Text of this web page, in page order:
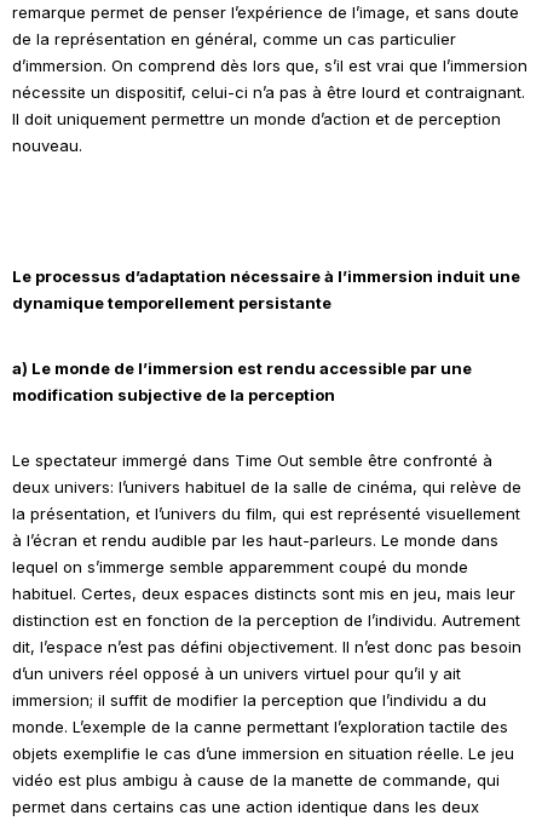
remarque permet de penser l’expérience de l’image, et sans doute
de la représentation en général, comme un cas particulier
d’immersion. On comprend dès lors que, s’il est vrai que l’immersion
nécessite un dispositif, celui-ci n’a pas à être lourd et contraignant.
Il doit uniquement permettre un monde d’action et de perception
nouveau.
Le processus d’adaptation nécessaire à l’immersion induit une
dynamique temporellement persistante
a) Le monde de l’immersion est rendu accessible par une
modification subjective de la perception
Le spectateur immergé dans Time Out semble être confronté à
deux univers: l’univers habituel de la salle de cinéma, qui relève de
la présentation, et l’univers du film, qui est représenté visuellement
à l’écran et rendu audible par les haut-parleurs. Le monde dans
lequel on s’immerge semble apparemment coupé du monde
habituel. Certes, deux espaces distincts sont mis en jeu, mais leur
distinction est en fonction de la perception de l’individu. Autrement
dit, l’espace n’est pas défini objectivement. Il n’est donc pas besoin
d’un univers réel opposé à un univers virtuel pour qu’il y ait
immersion; il suffit de modifier la perception que l’individu a du
monde. L’exemple de la canne permettant l’exploration tactile des
objets exemplifie le cas d’une immersion en situation réelle. Le jeu
vidéo est plus ambigu à cause de la manette de commande, qui
permet dans certains cas une action identique dans les deux